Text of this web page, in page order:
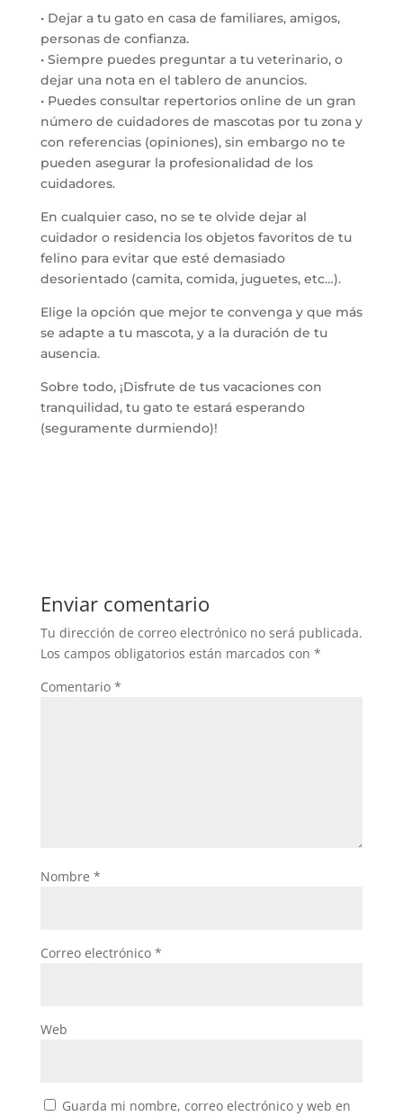
• Dejar a tu gato en casa de familiares, amigos,
personas de confianza.
• Siempre puedes preguntar a tu veterinario, o
dejar una nota en el tablero de anuncios.
• Puedes consultar repertorios online de un gran
número de cuidadores de mascotas por tu zona y
con referencias (opiniones), sin embargo no te
pueden asegurar la profesionalidad de los
cuidadores.
En cualquier caso, no se te olvide dejar al
cuidador o residencia los objetos favoritos de tu
felino para evitar que esté demasiado
desorientado (camita, comida, juguetes, etc…).
Elige la opción que mejor te convenga y que más
se adapte a tu mascota, y a la duración de tu
ausencia.
Sobre todo, ¡Disfrute de tus vacaciones con
tranquilidad, tu gato te estará esperando
(seguramente durmiendo)!
Enviar comentario
Tu dirección de correo electrónico no será publicada.
Los campos obligatorios están marcados con *
Comentario *
Nombre *
Correo electrónico *
Web
Guarda mi nombre, correo electrónico y web en